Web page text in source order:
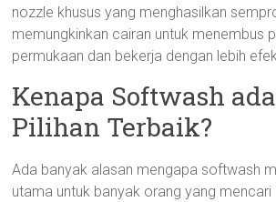
nozzle khusus yang menghasilkan
memungkinkan cairan untuk menembus
permukaan dan bekerja dengan lebih
Kenapa Softwash
Pilihan Terbaik?
Ada banyak alasan mengapa softwash
utama untuk banyak orang yang mencari